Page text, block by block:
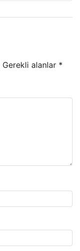
Gerekli alanlar *